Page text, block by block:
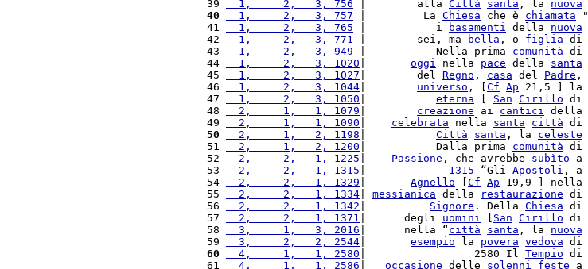
39
  1,     2,   3, 756
|        alla Città santa , la nuova
40
  1,     2,   3, 757
|         La Chiesa che è chiamata "
41
  1,     2,   3, 765
|           i basamenti della nuova
42
  1,     2,   3, 771
|        sei, ma bella , o figlia di
43
  1,     2,   3, 949
|           Nella prima comunità di
44
  1,     2,   3, 1020
oggi nella pace della santa
45
  1,     2,   3, 1027
|        del Regno , casa del Padre ,
46
  1,     2,   3, 1044
universo , [ Cf Ap 21,5 ] la
47
  1,     2,   3, 1050
eterna San Cirillo di
48
  2,     1,   1, 1079
creazione ai cantici della
49
  2,     1,   1, 1090
celebrata nella santa città di
50
  2,     1,   2, 1198
Città santa , la celeste
51
  2,     1,   2, 1200
|           Dalla prima comunità di
52
  2,     2,   1, 1225
Passione , che avrebbe subìto a
53
  2,     2,   1, 1315
1315 “Gli Apostoli , a
54
  2,     2,   1, 1329
Agnello Cf Ap 19,9 ] nella
55
  2,     2,   1, 1334
messianica della restaurazione di
56
  2,     2,   1, 1342
Signore . Della Chiesa di
57
  2,     2,   1, 1371
|      degli uomini San Cirillo di
58
  3,     1,   3, 2016
|      nella “città santa , la nuova
59
  3,     2,   2, 2544
esempio la povera vedova di
60
  4,     1,   1, 2580
|                 2580 Il Tempio di
61
  4,     1,   1, 2586
occasione delle solenni feste a